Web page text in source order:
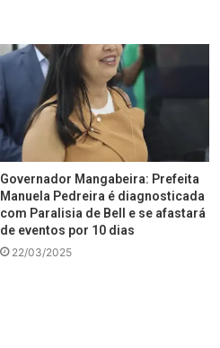
Governador Mangabeira: Prefeita
Manuela Pedreira é diagnosticada
com Paralisia de Bell e se afastará
de eventos por 10 dias
22/03/2025